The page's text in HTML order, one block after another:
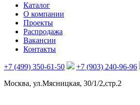
Каталог
О компании
Проекты
Распродажа
Вакансии
Контакты
+7 (499) 350-61-50 +7 (903) 240-96-96
Москва, ул.Мясницкая, 30/1/2,стр.2